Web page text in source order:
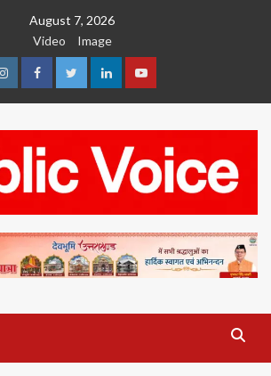
August 7, 2026
Video
Image
InstagramFacebookTwitterLinkedinYoutube